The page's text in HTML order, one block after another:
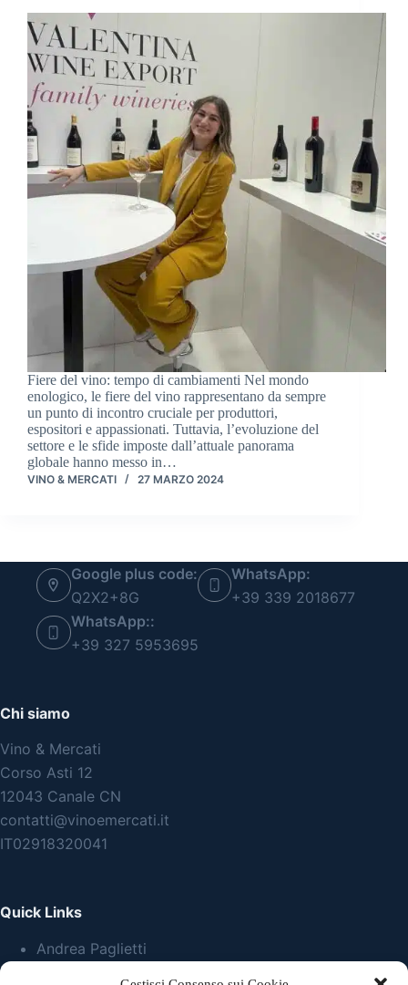
Fiere del vino: tempo di cambiamenti Nel mondo
enologico, le fiere del vino rappresentano da sempre
un punto di incontro cruciale per produttori,
espositori e appassionati. Tuttavia, l’evoluzione del
settore e le sfide imposte dall’attuale panorama
globale hanno messo in…
VINO & MERCATI 27 MARZO 2024
Google plus code:
Q2X2+8G
WhatsApp:
+39 339 2018677
WhatsApp::
+39 327 5953695
Chi siamo
Vino & Mercati
Corso Asti 12
12043 Canale CN
contatti@vinoemercati.it
IT02918320041
Quick Links
Andrea Paglietti